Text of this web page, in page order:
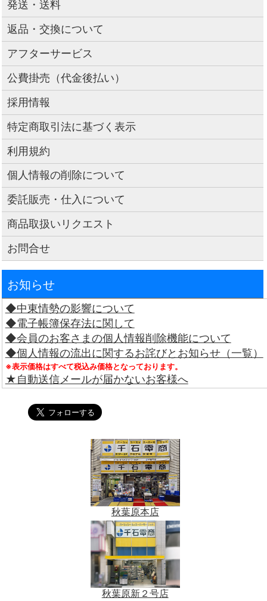
発送・送料
返品・交換について
アフターサービス
公費掛売（代金後払い）
採用情報
特定商取引法に基づく表示
利用規約
個人情報の削除について
委託販売・仕入について
商品取扱いリクエスト
お問合せ
お知らせ
◆中東情勢の影響について
◆電子帳簿保存法に関して
◆会員のお客さまの個人情報削除機能について
◆個人情報の流出に関するお詫びとお知らせ（一覧）
※表示価格はすべて税込み価格となっております。
★自動送信メールが届かないお客様へ
秋葉原本店
秋葉原新２号店